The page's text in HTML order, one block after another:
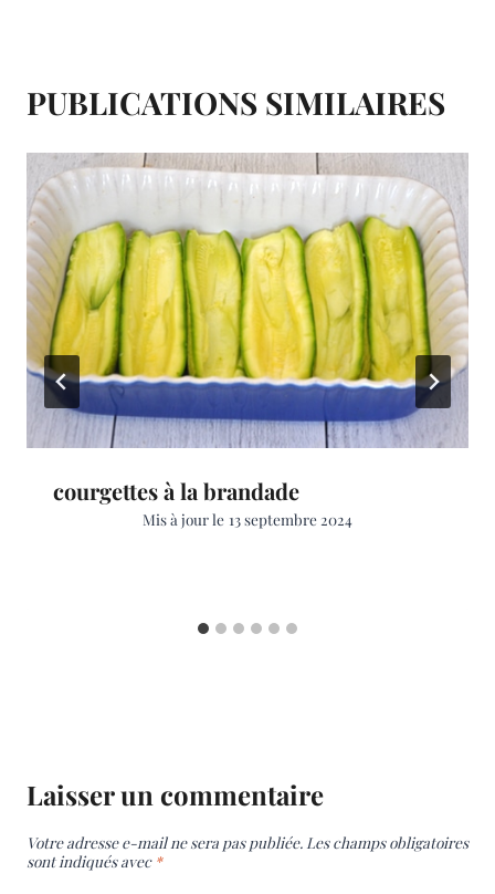
PUBLICATIONS SIMILAIRES
courgettes à la brandade
Mis à jour le 13 septembre 2024
Laisser un commentaire
Votre adresse e-mail ne sera pas publiée. Les champs obligatoires
sont indiqués avec *